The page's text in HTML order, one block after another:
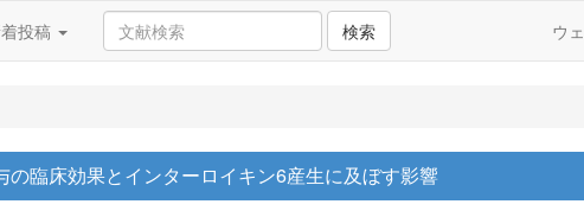
投稿 検索 ウ
臨床効果とインターロイキン6産生に及ぼす影響